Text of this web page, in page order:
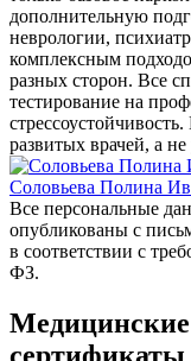
дополнительную
неврологии,
комплексным
разных сторон. Все
тестирование на
развитых врачей, а
Соловьева Полина
Все персональные
опубликованы с
в соответствии с
ФЗ.